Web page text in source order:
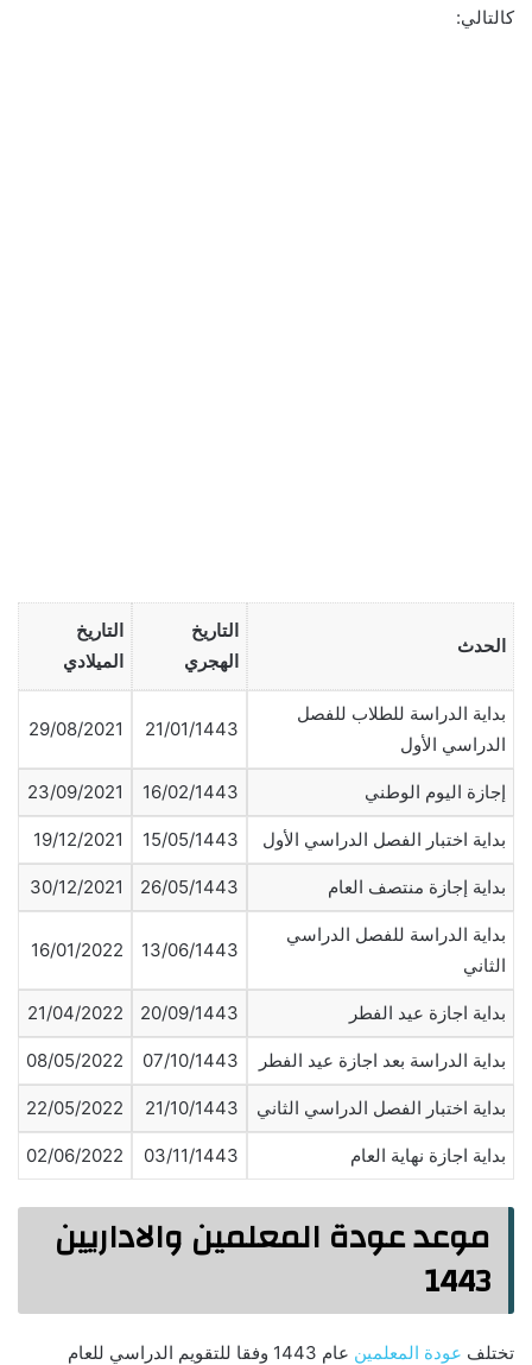
كالتالي:
الحدث
التاريخ
الهجري
التاريخ
الميلادي
بداية الدراسة للطلاب للفصل
الدراسي الأول
21/01/1443
29/08/2021
إجازة اليوم الوطني 16/02/1443
23/09/2021
بداية اختبار الفصل الدراسي الأول 15/05/1443
19/12/2021
بداية إجازة منتصف العام 26/05/1443
30/12/2021
بداية الدراسة للفصل الدراسي
الثاني
13/06/1443
16/01/2022
بداية اجازة عيد الفطر 20/09/1443
21/04/2022
بداية الدراسة بعد اجازة عيد الفطر 07/10/1443
08/05/2022
بداية اختبار الفصل الدراسي الثاني 21/10/1443
22/05/2022
بداية اجازة نهاية العام 03/11/1443
02/06/2022
موعد عودة المعلمين والاداريين
1443
تختلف عودة المعلمين
عام 1443 وفقا للتقويم الدراسي للعام